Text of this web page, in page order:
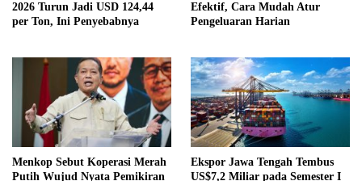
2026 Turun Jadi USD 124,44
per Ton, Ini Penyebabnya
Efektif, Cara Mudah Atur
Pengeluaran Harian
Menkop Sebut Koperasi Merah
Putih Wujud Nyata Pemikiran
Ekspor Jawa Tengah Tembus
US$7,2 Miliar pada Semester I